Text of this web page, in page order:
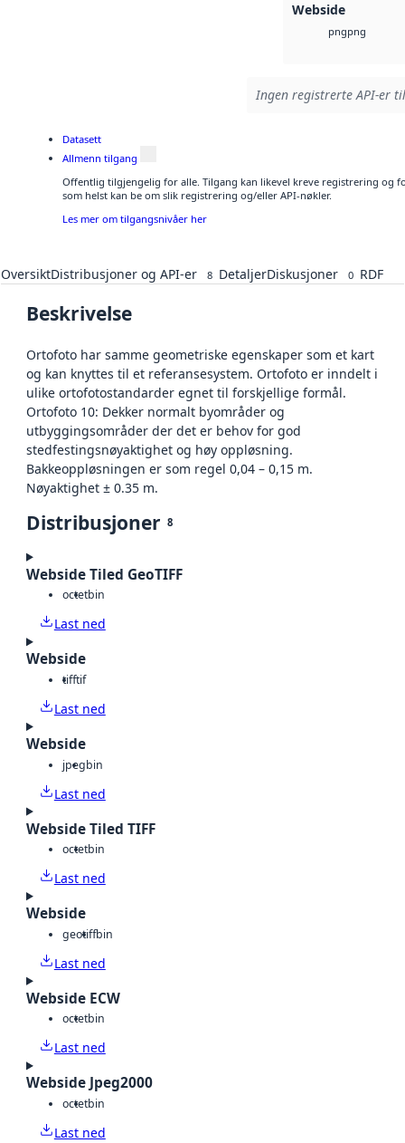
Webside
pngpng
Ingen registrerte API-er
Datasett
Allmenn tilgang
Offentlig tilgjengelig for alle. Tilgang kan likevel kreve registrering og
som helst kan be om slik registrering og/eller API-nøkler.
Les mer om tilgangsnivåer her
OversiktDistribusjoner og API-er 8 DetaljerDiskusjoner 0 RDF
Beskrivelse
Ortofoto har samme geometriske egenskaper som et kart
og kan knyttes til et referansesystem. Ortofoto er inndelt i
ulike ortofotostandarder egnet til forskjellige formål.
Ortofoto 10: Dekker normalt byområder og
utbyggingsområder der det er behov for god
stedfestingsnøyaktighet og høy oppløsning.
Bakkeoppløsningen er som regel 0,04 – 0,15 m.
Nøyaktighet ± 0.35 m.
Distribusjoner 8
Webside Tiled GeoTIFF
octetbin
Last ned
Webside
tifftif
Last ned
Webside
jpegbin
Last ned
Webside Tiled TIFF
octetbin
Last ned
Webside
geotiffbin
Last ned
Webside ECW
octetbin
Last ned
Webside Jpeg2000
octetbin
Last ned